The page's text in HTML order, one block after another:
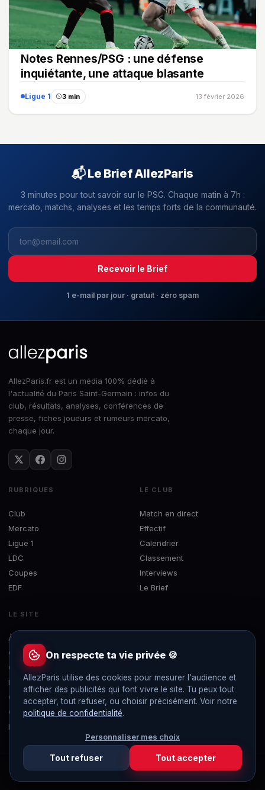
Notes Rennes/PSG : une défense
inquiétante, une attaque blasante
Ligue 1 3 min 13 février 2026
📬 Le Brief AllezParis
3 minutes pour tout savoir sur le PSG. Chaque matin à 7h :
mercato, matchs, analyses et les temps forts de la communauté.
Recevoir le Brief
1 e-mail par jour · gratuit · zéro spam
AllezParis.fr est un média 100% dédié à
l'actualité du Paris Saint-Germain : infos du
club, résultats, analyses, conférences de
presse, fiches joueurs et rumeurs mercato,
chaque jour.
RUBRIQUES
Club
Mercato
Ligue 1
LDC
Coupes
EDF
LE CLUB
Match en direct
Effectif
Calendrier
Classement
Interviews
Le Brief
LE SITE
À propos
Concours
Contact
Mentions légales
Confidentialité
Gérer les cookies
Flux RSS
© 2019-2026 AllezParis — Tous droits réservés
Site 100% indépendant et sans publicité, non affilié au Paris Saint-Germain
On respecte ta vie privée 🍪
AllezParis utilise des cookies pour mesurer l'audience et
afficher des publicités qui font vivre le site. Tu peux tout
accepter, tout refuser, ou choisir précisément. Voir notre
politique de confidentialité.
Personnaliser mes choix
Tout refuser Tout accepter